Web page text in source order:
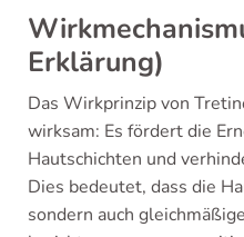
Erklärung)
Das Wirkprinzip von
wirksam: Es fördert die
Hautschichten und
Dies bedeutet, dass die
sondern auch